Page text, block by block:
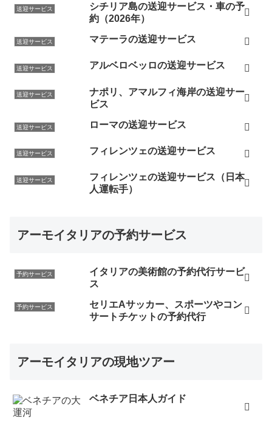
送迎サービス
シチリア島の送迎サービス・車の予
約（2026年）
送迎サービス マテーラの送迎サービス
送迎サービス アルベロベッロの送迎サービス
送迎サービス
ナポリ、アマルフィ海岸の送迎サー
ビス
送迎サービス ローマの送迎サービス
送迎サービス フィレンツェの送迎サービス
送迎サービス
フィレンツェの送迎サービス（日本
人運転手）
アーモイタリアの予約サービス
予約サービス
イタリアの美術館の予約代行サービ
ス
予約サービス
セリエAサッカー、スポーツやコン
サートチケットの予約代行
アーモイタリアの現地ツアー
ベネチア日本人ガイド